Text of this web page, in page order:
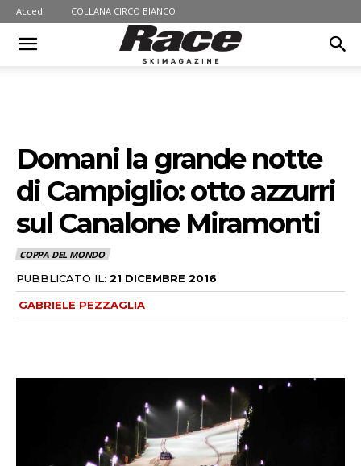
Accedi COLLANA CIRCO BIANCO
Domani la grande notte
di Campiglio: otto azzurri
sul Canalone Miramonti
COPPA DEL MONDO
PUBBLICATO IL: 21 DICEMBRE 2016
GABRIELE PEZZAGLIA